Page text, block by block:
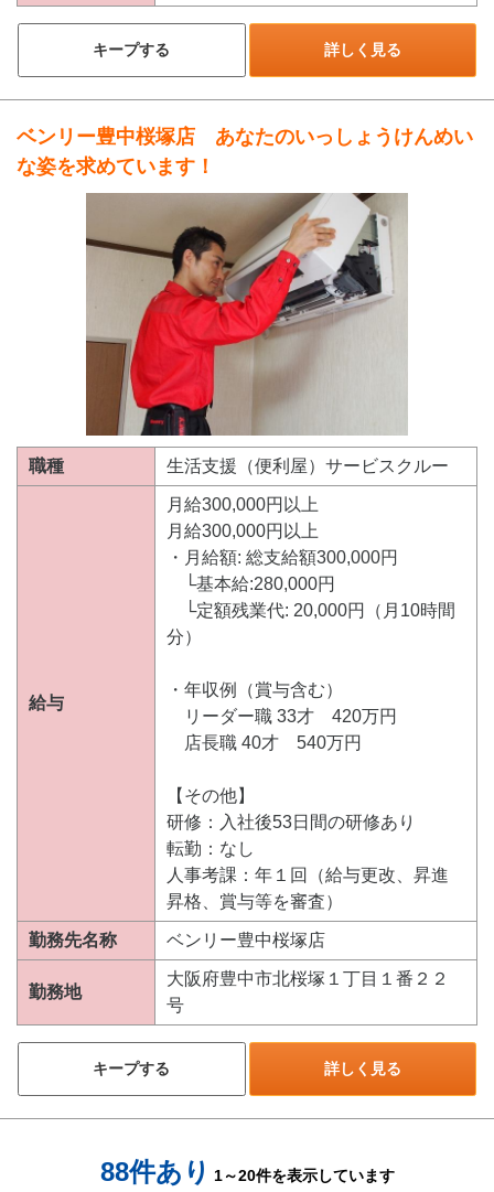
キープする 詳しく見る
ベンリー豊中桜塚店 あなたのいっしょうけんめい
な姿を求めています！
職種 生活支援（便利屋）サービスクルー
給与
月給300,000円以上
月給300,000円以上
・月給額: 総支給額300,000円
└基本給:280,000円
└定額残業代: 20,000円（月10時間
分）
・年収例（賞与含む）
リーダー職 33才 420万円
店長職 40才 540万円
【その他】
研修：入社後53日間の研修あり
転勤：なし
人事考課：年１回（給与更改、昇進
昇格、賞与等を審査）
勤務先名称 ベンリー豊中桜塚店
勤務地
大阪府豊中市北桜塚１丁目１番２２
号
キープする 詳しく見る
88件あり 1～20件を表示しています